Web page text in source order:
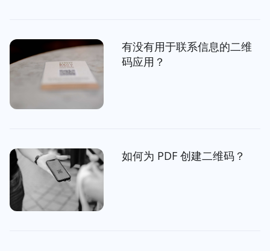
有没有用于联系信息的二维
码应用？
如何为 PDF 创建二维码？